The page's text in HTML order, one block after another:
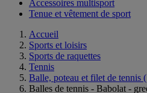
Accessoires multisport
Accueil
Sports et loisirs
Sports de raquettes
Tennis
Balle, poteau et filet de tennis